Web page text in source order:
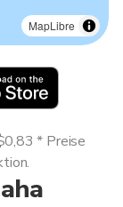
MapLibre
* Preise